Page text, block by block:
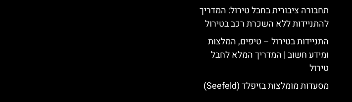
תחבורה ציבורית בחבל טירול: המדריך
להתניידות ללא השכרת רכב בטירול
התניידות בטירול – טיפים, המלצות
ומידע חשוב | המדריך המלא לחבל
טירול
מסעדות מומלצות בזיפלד (Seefeld)